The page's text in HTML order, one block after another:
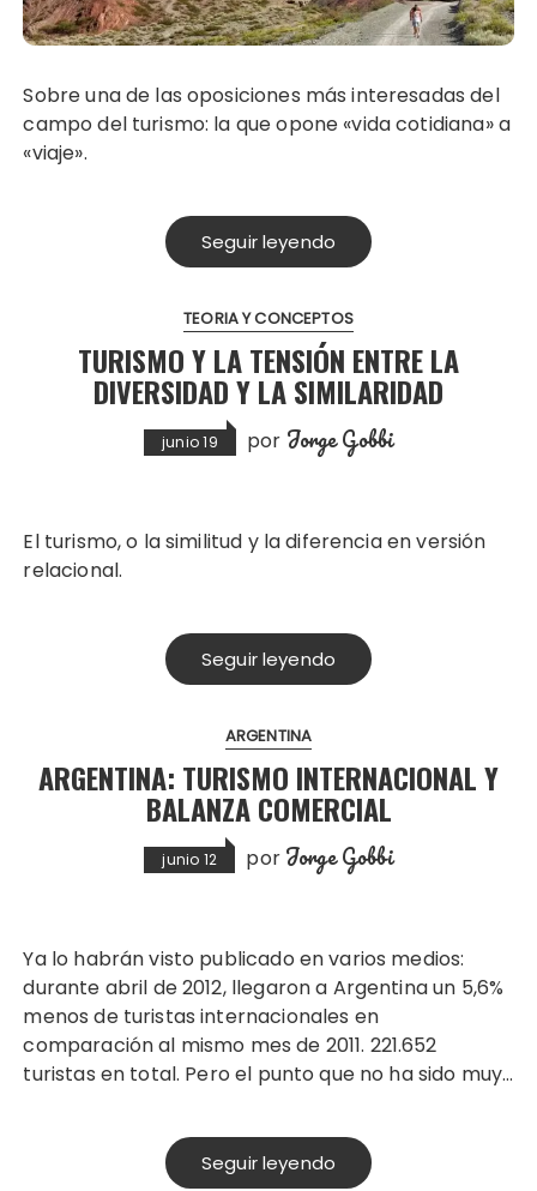
Sobre una de las oposiciones más interesadas del
campo del turismo: la que opone «vida cotidiana» a
«viaje».
Seguir leyendo
TEORIA Y CONCEPTOS
TURISMO Y LA TENSIÓN ENTRE LA
DIVERSIDAD Y LA SIMILARIDAD
junio 19 por Jorge Gobbi
El turismo, o la similitud y la diferencia en versión
relacional.
Seguir leyendo
ARGENTINA
ARGENTINA: TURISMO INTERNACIONAL Y
BALANZA COMERCIAL
junio 12 por Jorge Gobbi
Ya lo habrán visto publicado en varios medios:
durante abril de 2012, llegaron a Argentina un 5,6%
menos de turistas internacionales en
comparación al mismo mes de 2011. 221.652
turistas en total. Pero el punto que no ha sido muy…
Seguir leyendo